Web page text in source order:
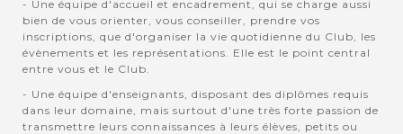
- Une équipe d'accueil et encadrement, qui se charge aussi
bien de vous orienter, vous conseiller, prendre vos
inscriptions, que d'organiser la vie quotidienne du Club, les
évènements et les représentations. Elle est le point central
entre vous et le Club.
- Une équipe d'enseignants, disposant des diplômes requis
dans leur domaine, mais surtout d'une très forte passion de
transmettre leurs connaissances à leurs élèves, petits ou